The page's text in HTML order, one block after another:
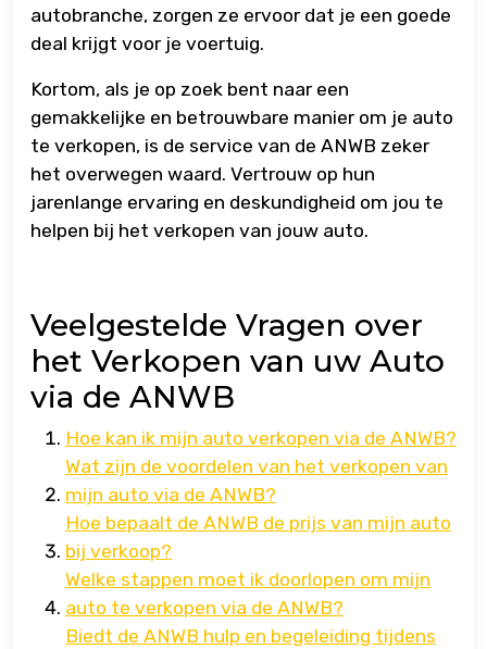
autobranche, zorgen ze ervoor dat je een goede
deal krijgt voor je voertuig.
Kortom, als je op zoek bent naar een
gemakkelijke en betrouwbare manier om je auto
te verkopen, is de service van de ANWB zeker
het overwegen waard. Vertrouw op hun
jarenlange ervaring en deskundigheid om jou te
helpen bij het verkopen van jouw auto.
Veelgestelde Vragen over
het Verkopen van uw Auto
via de ANWB
Hoe kan ik mijn auto verkopen via de ANWB?
Wat zijn de voordelen van het verkopen van
mijn auto via de ANWB?
Hoe bepaalt de ANWB de prijs van mijn auto
bij verkoop?
Welke stappen moet ik doorlopen om mijn
auto te verkopen via de ANWB?
Biedt de ANWB hulp en begeleiding tijdens